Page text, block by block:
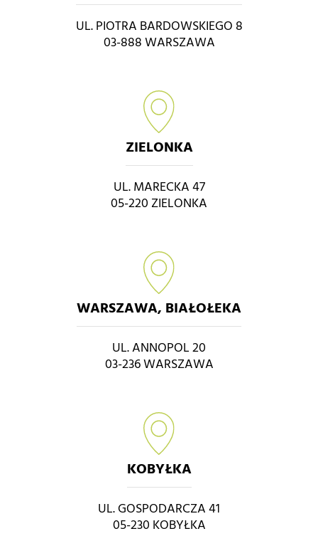
UL. PIOTRA BARDOWSKIEGO 8
03-888 WARSZAWA
ZIELONKA
UL. MARECKA 47
05-220 ZIELONKA
WARSZAWA, BIAŁOŁEKA
UL. ANNOPOL 20
03-236 WARSZAWA
KOBYŁKA
UL. GOSPODARCZA 41
05-230 KOBYŁKA